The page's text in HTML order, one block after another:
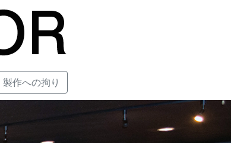
製作への拘り